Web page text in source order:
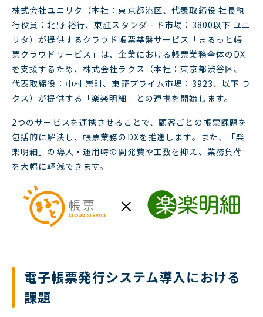
株式会社ユニリタ（本社：東京都港区、代表取締役 社長執
行役員：北野 裕行、東証スタンダード市場：3800以下 ユニ
リタ）が提供するクラウド帳票基盤サービス「まるっと帳
票クラウドサービス」は、企業における帳票業務全体のDX
を支援するため、株式会社ラクス（本社：東京都渋谷区、
代表取締役：中村 崇則、東証プライム市場：3923、以下 ラ
クス）が提供する「楽楽明細」との連携を開始します。
2つのサービスを連携させることで、顧客ごとの帳票課題を
包括的に解決し、帳票業務のDXを推進します。また、「楽
楽明細」の導入・運用時の開発費や工数を抑え、業務負荷
を大幅に軽減できます。
電子帳票発行システム導入における
課題